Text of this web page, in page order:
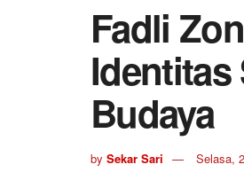
Fadli
Identitas
Budaya
by Sekar Sari Selasa,